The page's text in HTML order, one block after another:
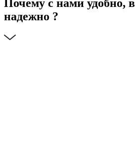
Почему с нами удобно,
надежно ?